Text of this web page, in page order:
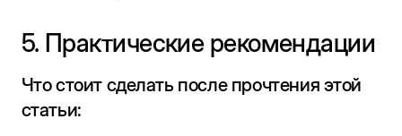
5. Практические рекомендации
Что стоит сделать после прочтения этой
статьи: